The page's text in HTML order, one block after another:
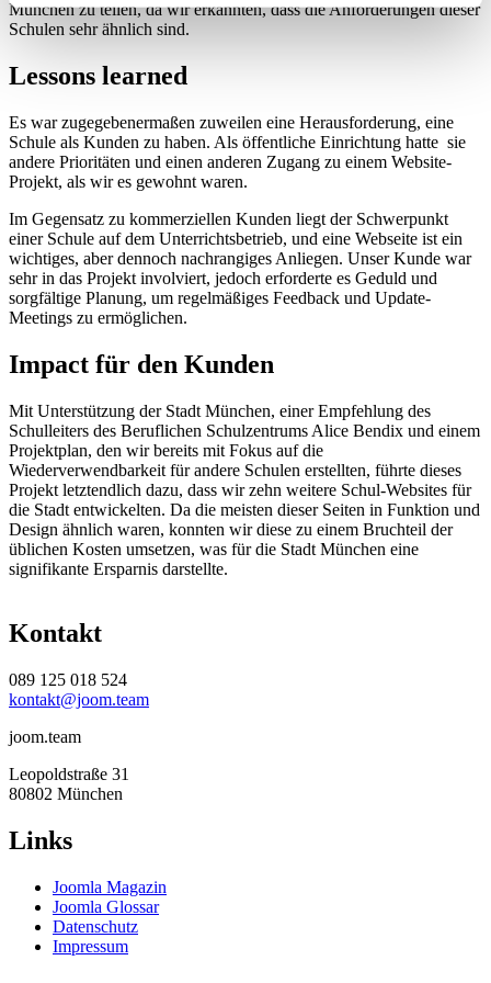
München zu teilen, da wir erkannten, dass die Anforderungen dieser
Schulen sehr ähnlich sind.
Lessons learned
Es war zugegebenermaßen zuweilen eine Herausforderung, eine
Schule als Kunden zu haben. Als öffentliche Einrichtung hatte sie
andere Prioritäten und einen anderen Zugang zu einem Website-
Projekt, als wir es gewohnt waren.
Im Gegensatz zu kommerziellen Kunden liegt der Schwerpunkt
einer Schule auf dem Unterrichtsbetrieb, und eine Webseite ist ein
wichtiges, aber dennoch nachrangiges Anliegen. Unser Kunde war
sehr in das Projekt involviert, jedoch erforderte es Geduld und
sorgfältige Planung, um regelmäßiges Feedback und Update-
Meetings zu ermöglichen.
Impact für den Kunden
Mit Unterstützung der Stadt München, einer Empfehlung des
Schulleiters des Beruflichen Schulzentrums Alice Bendix und einem
Projektplan, den wir bereits mit Fokus auf die
Wiederverwendbarkeit für andere Schulen erstellten, führte dieses
Projekt letztendlich dazu, dass wir zehn weitere Schul-Websites für
die Stadt entwickelten. Da die meisten dieser Seiten in Funktion und
Design ähnlich waren, konnten wir diese zu einem Bruchteil der
üblichen Kosten umsetzen, was für die Stadt München eine
signifikante Ersparnis darstellte.
Kontakt
089 125 018 524
kontakt@joom.team
joom.team
Leopoldstraße 31
80802 München
Links
Joomla Magazin
Joomla Glossar
Datenschutz
Impressum